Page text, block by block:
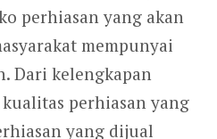
perhiasan yang akan
mempunyai
Dari kelengkapan
perhiasan yang
yang dijual